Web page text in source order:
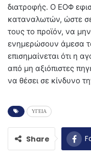
διατροφής. Ο ΕΟΦ
καταναλωτών, ώστε
τους το προϊόν, να
ενημερώσουν άμεσα
επισημαίνεται ότι η
από μη αξιόπιστες
να θέσει σε κίνδυνο
ΥΓΕΙΑ
Share